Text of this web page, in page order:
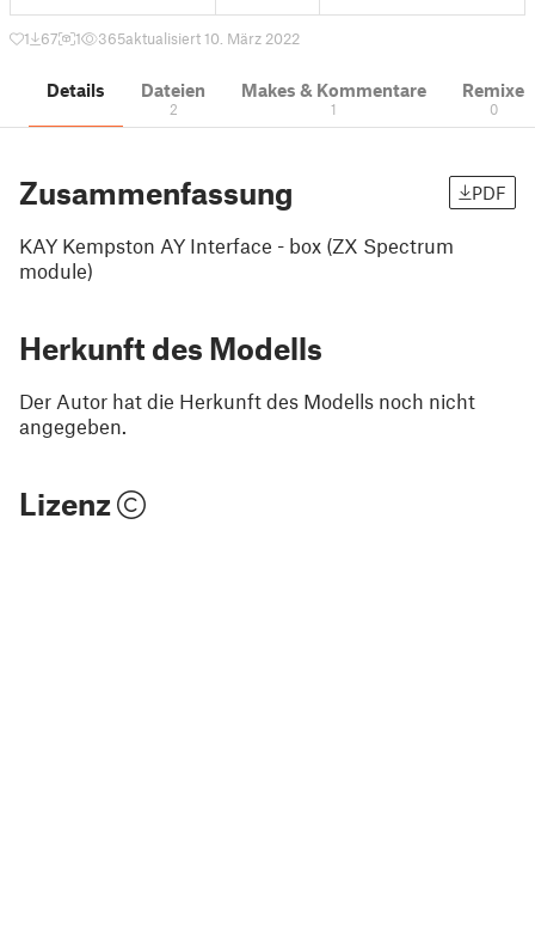
1 67 1 365aktualisiert 10. März 2022
Details Dateien
2
Makes & Kommentare
1
Remixe
0
Zusammenfassung PDF
KAY Kempston AY Interface - box (ZX Spectrum
module)
Herkunft des Modells
Der Autor hat die Herkunft des Modells noch nicht
angegeben.
Lizenz